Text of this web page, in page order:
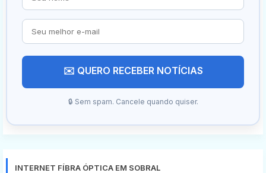
✉️ QUERO RECEBER NOTÍCIAS
🔒 Sem spam. Cancele quando quiser.
INTERNET FÍBRA ÓPTICA EM SOBRAL